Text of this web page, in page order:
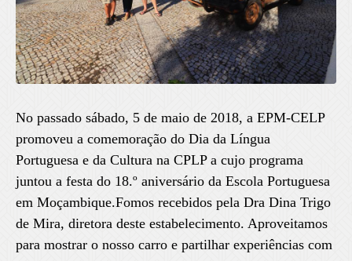
No passado sábado, 5 de maio de 2018, a EPM-CELP
promoveu a comemoração do Dia da Língua
Portuguesa e da Cultura na CPLP a cujo programa
juntou a festa do 18.º aniversário da Escola Portuguesa
em Moçambique.Fomos recebidos pela Dra Dina Trigo
de Mira, diretora deste estabelecimento. Aproveitamos
para mostrar o nosso carro e partilhar experiências com